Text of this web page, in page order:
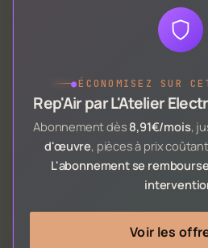
●ÉCONOMISEZ SUR
Rep'Air par L'Atelier
Abonnement dès 8,91€/mois,
d'œuvre, pièces à prix
L'abonnement se
Voir les